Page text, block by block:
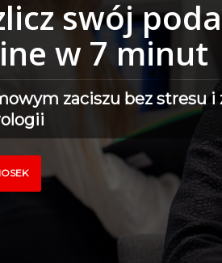
swój
w 7 minut
zaciszu bez stresu i